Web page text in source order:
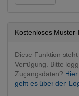
Kostenloses Muster-
Diese Funktion
Verfügung. Bitte
Zugangsdaten?
geht es über den